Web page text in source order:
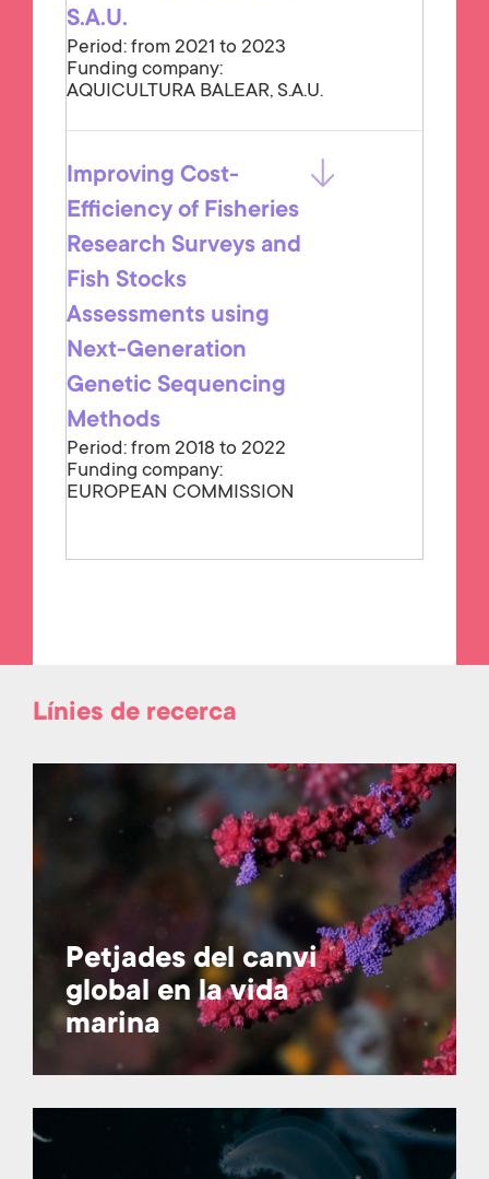
S.A.U.
Period: from 2021 to 2023
Funding company:
AQUICULTURA BALEAR, S.A.U.
Improving Cost-
Efficiency of Fisheries
Research Surveys and
Fish Stocks
Assessments using
Next-Generation
Genetic Sequencing
Methods
Period: from 2018 to 2022
Funding company:
EUROPEAN COMMISSION
Línies de recerca
Petjades del canvi
global en la vida
marina